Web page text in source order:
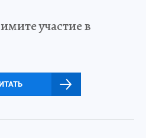
участие в